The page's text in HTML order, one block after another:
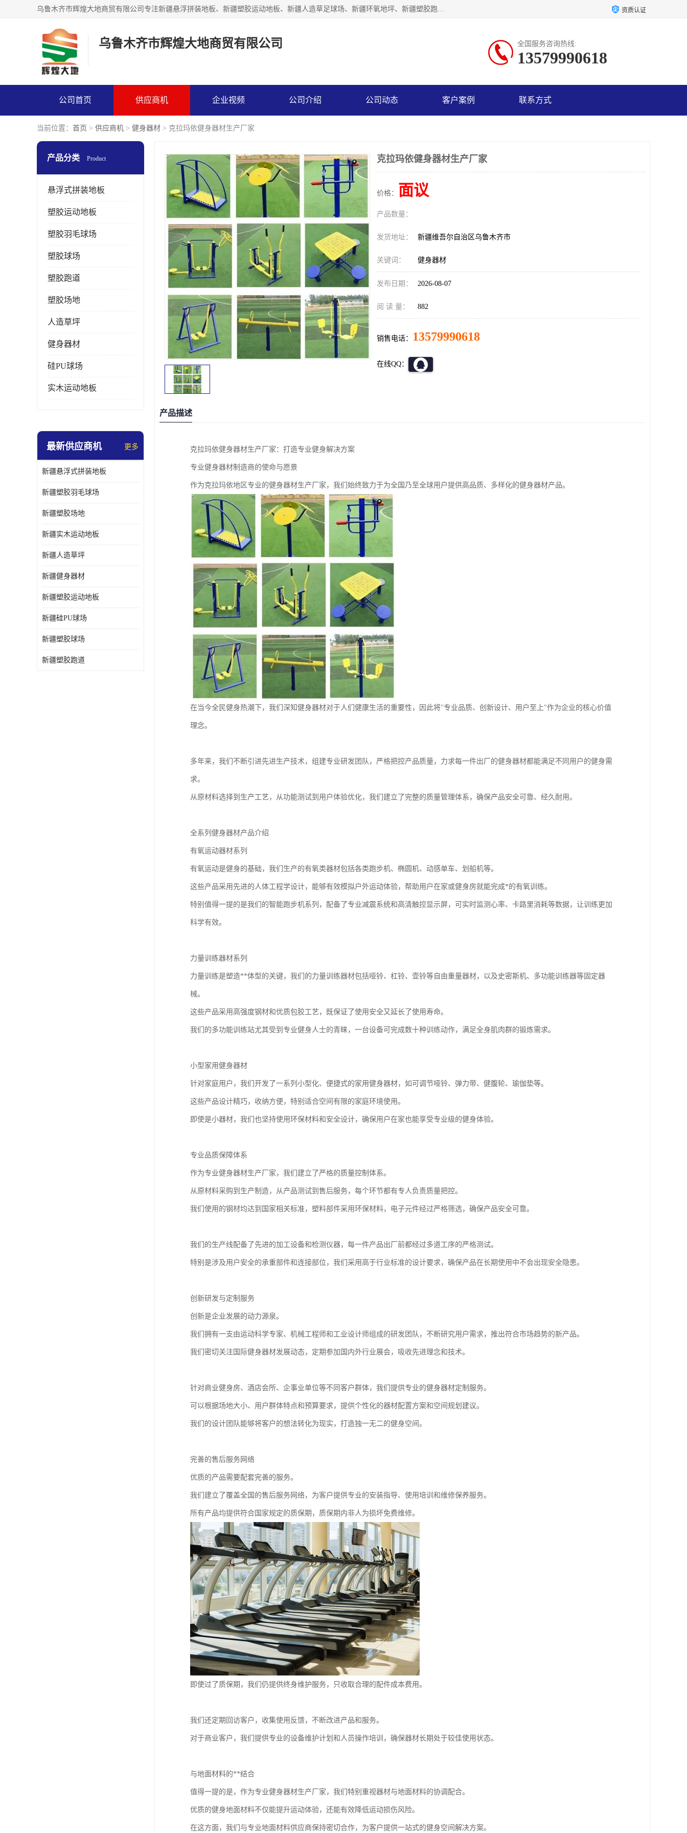
乌鲁木齐市辉煌大地商贸有限公司专注新疆悬浮拼装地板、新疆塑胶运动地板、新疆人造草足球场、新疆环氧地坪、新疆塑胶跑道、新疆舞蹈地板的地面材料供应商。质量优，价格佳，欢迎咨询。 资质认证
乌鲁木齐市辉煌大地商贸有限公司 全国服务咨询热线:
13579990618
公司首页 供应商机 企业视频 公司介绍 公司动态 客户案例 联系方式
当前位置： 首页 > 供应商机 > 健身器材 > 克拉玛依健身器材生产厂家
产品分类 Product
悬浮式拼装地板
塑胶运动地板
塑胶羽毛球场
塑胶球场
塑胶跑道
塑胶场地
人造草坪
健身器材
硅PU球场
实木运动地板
最新供应商机 更多
新疆悬浮式拼装地板
新疆塑胶羽毛球场
新疆塑胶场地
新疆实木运动地板
新疆人造草坪
新疆健身器材
新疆塑胶运动地板
新疆硅PU球场
新疆塑胶球场
新疆塑胶跑道
克拉玛依健身器材生产厂家
价格： 面议
产品数量：
发货地址： 新疆维吾尔自治区乌鲁木齐市
关键词： 健身器材
发布日期： 2026-08-07
阅 读 量： 882
销售电话： 13579990618
在线QQ：
产品描述
克拉玛依健身器材生产厂家：打造专业健身解决方案
专业健身器材制造商的使命与愿景
作为克拉玛依地区专业的健身器材生产厂家，我们始终致力于为全国乃至全球用户提供高品质、多样化的健身器材产品。
在当今全民健身热潮下，我们深知健身器材对于人们健康生活的重要性，因此将"专业品质、创新设计、用户至上"作为企业的核心价值
理念。
多年来，我们不断引进先进生产技术，组建专业研发团队，严格把控产品质量，力求每一件出厂的健身器材都能满足不同用户的健身需
求。
从原材料选择到生产工艺，从功能测试到用户体验优化，我们建立了完整的质量管理体系，确保产品安全可靠、经久耐用。
全系列健身器材产品介绍
有氧运动器材系列
有氧运动是健身的基础，我们生产的有氧类器材包括各类跑步机、椭圆机、动感单车、划船机等。
这些产品采用先进的人体工程学设计，能够有效模拟户外运动体验，帮助用户在家或健身房就能完成*的有氧训练。
特别值得一提的是我们的智能跑步机系列，配备了专业减震系统和高清触控显示屏，可实时监测心率、卡路里消耗等数据，让训练更加
科学有效。
力量训练器材系列
力量训练是塑造**体型的关键，我们的力量训练器材包括哑铃、杠铃、壶铃等自由重量器材，以及史密斯机、多功能训练器等固定器
械。
这些产品采用高强度钢材和优质包胶工艺，既保证了使用安全又延长了使用寿命。
我们的多功能训练站尤其受到专业健身人士的青睐，一台设备可完成数十种训练动作，满足全身肌肉群的锻炼需求。
小型家用健身器材
针对家庭用户，我们开发了一系列小型化、便捷式的家用健身器材，如可调节哑铃、弹力带、健腹轮、瑜伽垫等。
这些产品设计精巧，收纳方便，特别适合空间有限的家庭环境使用。
即使是小器材，我们也坚持使用环保材料和安全设计，确保用户在家也能享受专业级的健身体验。
专业品质保障体系
作为专业健身器材生产厂家，我们建立了严格的质量控制体系。
从原材料采购到生产制造，从产品测试到售后服务，每个环节都有专人负责质量把控。
我们使用的钢材均达到国家相关标准，塑料部件采用环保材料，电子元件经过严格筛选，确保产品安全可靠。
我们的生产线配备了先进的加工设备和检测仪器，每一件产品出厂前都经过多道工序的严格测试。
特别是涉及用户安全的承重部件和连接部位，我们采用高于行业标准的设计要求，确保产品在长期使用中不会出现安全隐患。
创新研发与定制服务
创新是企业发展的动力源泉。
我们拥有一支由运动科学专家、机械工程师和工业设计师组成的研发团队，不断研究用户需求，推出符合市场趋势的新产品。
我们密切关注国际健身器材发展动态，定期参加国内外行业展会，吸收先进理念和技术。
针对商业健身房、酒店会所、企事业单位等不同客户群体，我们提供专业的健身器材定制服务。
可以根据场地大小、用户群体特点和预算要求，提供个性化的器材配置方案和空间规划建议。
我们的设计团队能够将客户的想法转化为现实，打造独一无二的健身空间。
完善的售后服务网络
优质的产品需要配套完善的服务。
我们建立了覆盖全国的售后服务网络，为客户提供专业的安装指导、使用培训和维修保养服务。
所有产品均提供符合国家规定的质保期，质保期内非人为损坏免费维修。
即使过了质保期，我们仍提供终身维护服务，只收取合理的配件成本费用。
我们还定期回访客户，收集使用反馈，不断改进产品和服务。
对于商业客户，我们提供专业的设备维护计划和人员操作培训，确保器材长期处于较佳使用状态。
与地面材料的**结合
值得一提的是，作为专业健身器材生产厂家，我们特别重视器材与地面材料的协调配合。
优质的健身地面材料不仅能提升运动体验，还能有效降低运动损伤风险。
在这方面，我们与专业地面材料供应商保持密切合作，为客户提供一站式的健身空间解决方案。